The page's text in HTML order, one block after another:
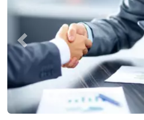
Previous